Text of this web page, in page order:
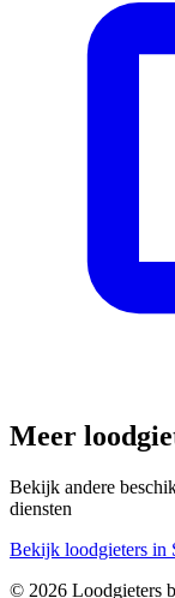
Meer
Bekijk andere
diensten
Bekijk loodgieters in
© 2026 Loodgieters